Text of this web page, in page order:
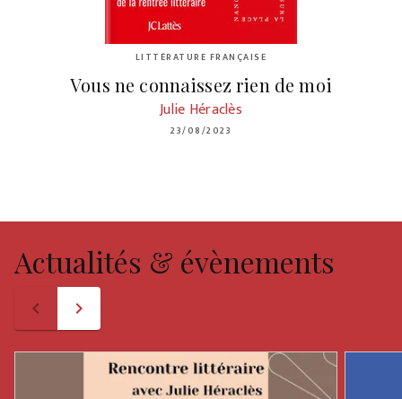
LITTÉRATURE FRANÇAISE
Vous ne connaissez rien de moi
Julie Héraclès
23/08/2023
Actualités & évènements
navigate_before navigate_next